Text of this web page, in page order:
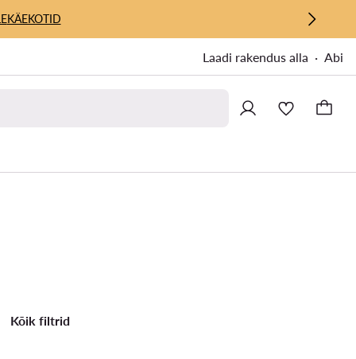
KÄEKOTID
Laadi rakendus alla Abi
Kõik filtrid